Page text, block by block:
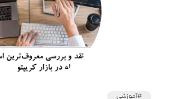
#آموزشی